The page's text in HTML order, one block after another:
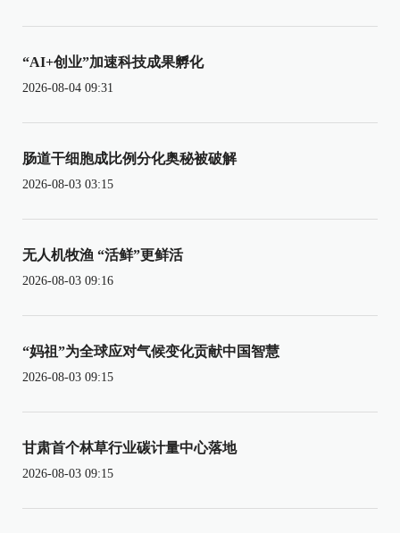
“AI+创业”加速科技成果孵化
2026-08-04 09:31
肠道干细胞成比例分化奥秘被破解
2026-08-03 03:15
无人机牧渔 “活鲜”更鲜活
2026-08-03 09:16
“妈祖”为全球应对气候变化贡献中国智慧
2026-08-03 09:15
甘肃首个林草行业碳计量中心落地
2026-08-03 09:15